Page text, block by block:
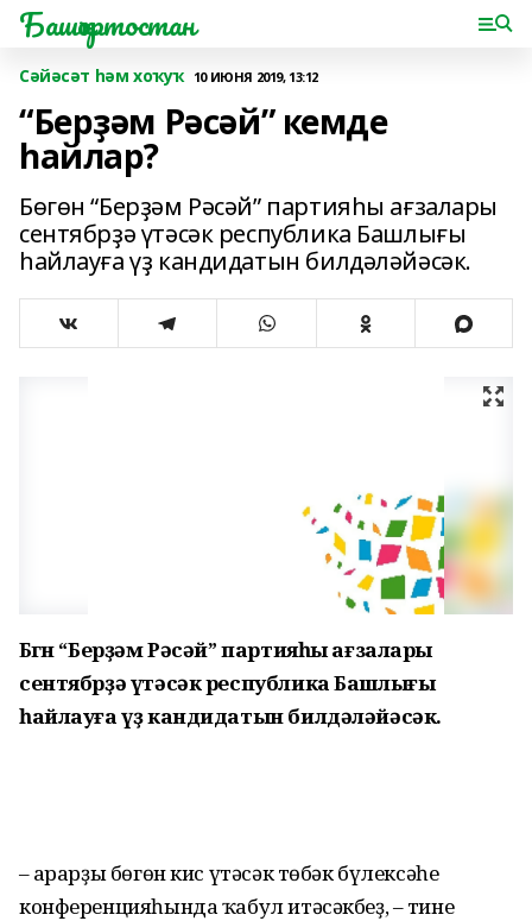
Башҡортостан
Сәйәсәт һәм хоҡуҡ 10 ИЮНЯ 2019, 13:12
“Берҙәм Рәсәй” кемде
һайлар?
Бөгөн “Берҙәм Рәсәй” партияһы ағзалары
сентябрҙә үтәсәк республика Башлығы
һайлауға үҙ кандидатын билдәләйәсәк.
Бөгөн “Берҙәм Рәсәй” партияһы ағзалары
сентябрҙә үтәсәк республика Башлығы
һайлауға үҙ кандидатын билдәләйәсәк.
– Ҡарарҙы бөгөн кис үтәсәк төбәк бүлексәһе
конференцияһында ҡабул итәсәкбеҙ, – тине